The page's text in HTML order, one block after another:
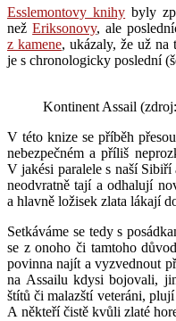
Esslemontovy knihy byly
nežEriksonovy, ale
z kamene, ukázaly, že už na
je s chronologicky poslední
Kontinent Assail
V této knize se příběh
nebezpečném a příliš
V jakési paralele s naší
neodvratně tají a odhalují
a hlavně ložisek zlata lákají
Setkáváme se tedy s
se z onoho či tamtoho
povinna najít a vyzvednout
na Assailu kdysi bojovali,
štítů či malazští veteráni,
A někteří čistě kvůli zlaté